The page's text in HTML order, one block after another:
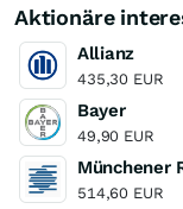
Aktionäre
Allianz
435,30 EUR
Bayer
49,90 EUR
Münchener
514,60 EUR